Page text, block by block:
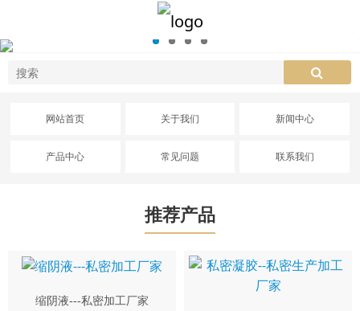
网站首页 关于我们 新闻中心
产品中心 常见问题 联系我们
推荐产品
缩阴液---私密加工厂家